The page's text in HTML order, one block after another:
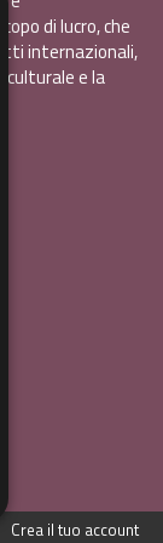
di lucro, che
internazionali,
e la
Crea il tuo account